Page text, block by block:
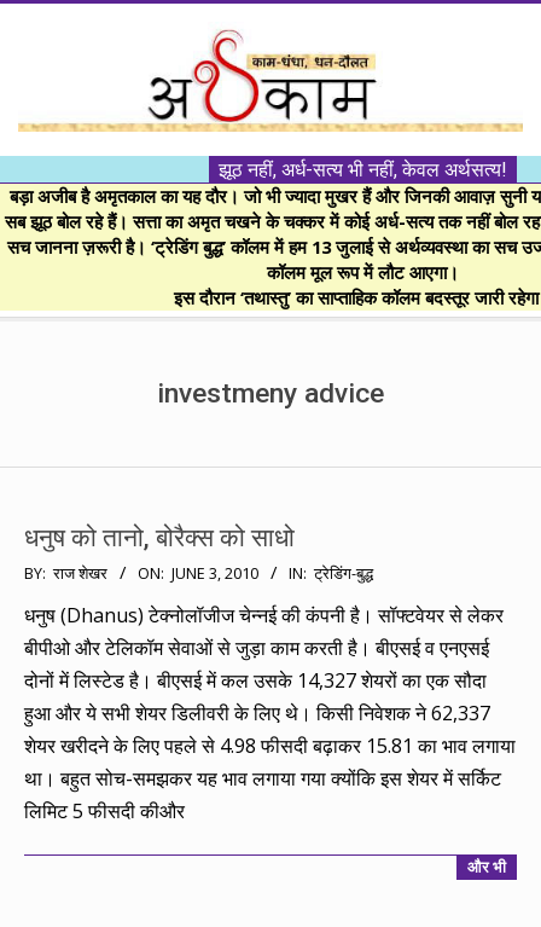
।।
अर्थकाम।।
BE
FINANCIALLY
CLEVER!
झूठ नहीं, अर्ध-सत्य भी नहीं, केवल अर्थसत्य!
बड़ा अजीब है अमृतकाल का यह दौर। जो भी ज्यादा मुखर हैं और जिनकी आवाज़ सुनी
सब झूठ बोल रहे हैं। सत्ता का अमृत चखने के चक्कर में कोई अर्ध-सत्य तक नहीं बोल
सच जानना ज़रूरी है। ‘ट्रेडिंग बुद्ध’ कॉलम में हम 13 जुलाई से अर्थव्यवस्था का सच
कॉलम मूल रूप में लौट आएगा।
इस दौरान ‘तथास्तु’ का साप्ताहिक कॉलम बदस्तूर जारी
investmeny advice
धनुष को तानो, बोरैक्स को साधो
2010-
03
BY: राज शेखर ON: JUNE 3, 2010 IN: ट्रेडिंग-बुद्ध
धनुष (Dhanus) टेक्नोलॉजीज चेन्नई की कंपनी है। सॉफ्टवेयर से लेकर
बीपीओ और टेलिकॉम सेवाओं से जुड़ा काम करती है। बीएसई व एनएसई
दोनों में लिस्टेड है। बीएसई में कल उसके 14,327 शेयरों का एक सौदा
हुआ और ये सभी शेयर डिलीवरी के लिए थे। किसी निवेशक ने 62,337
शेयर खरीदने के लिए पहले से 4.98 फीसदी बढ़ाकर 15.81 का भाव लगाया
था। बहुत सोच-समझकर यह भाव लगाया गया क्योंकि इस शेयर में सर्किट
लिमिट 5 फीसदी कीऔर
और भी